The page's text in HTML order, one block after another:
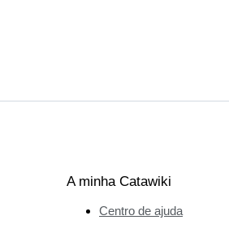
A minha Catawiki
Centro de ajuda